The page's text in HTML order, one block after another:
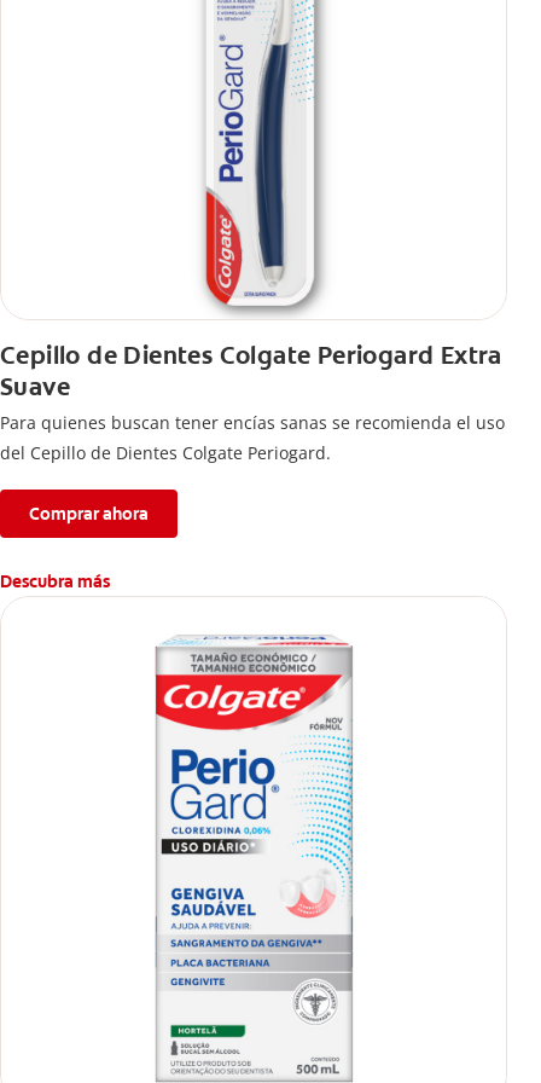
Cepillo de Dientes Colgate Periogard Extra
Suave
Para quienes buscan tener encías sanas se recomienda el uso
del Cepillo de Dientes Colgate Periogard.
Comprar ahora
Descubra más